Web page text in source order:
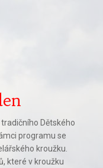
Dětského
programu se
kroužku.
které v kroužku